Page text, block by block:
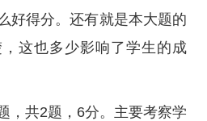
好得分。还有就是本大题的
这也多少影响了学生的成
，共2题，6分。主要考察学